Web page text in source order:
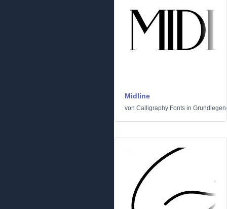
Midline
von Calligraphy Fonts in